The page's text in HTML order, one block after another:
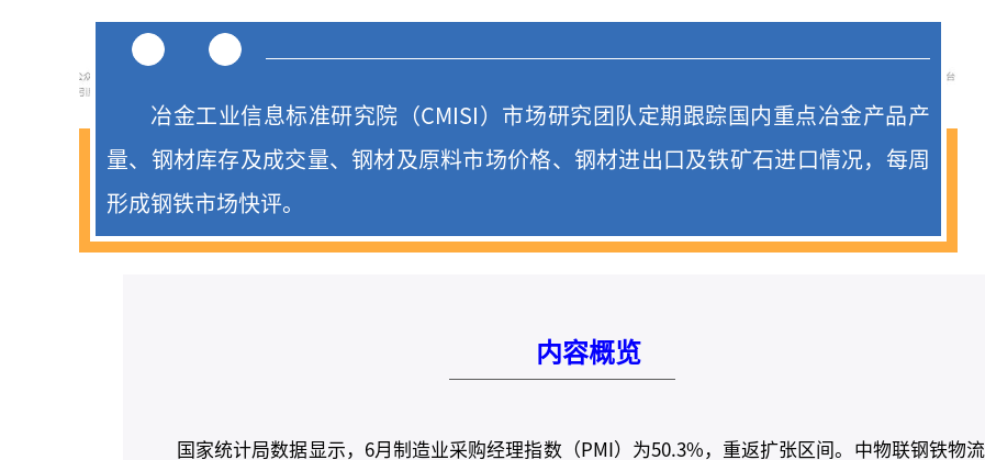
冶金工业信息标准研究院（CMISI）市场研究团队定期跟踪国内重点冶金产品产
量、钢材库存及成交量、钢材及原料市场价格、钢材进出口及铁矿石进口情况，每周
形成钢铁市场快评。
内容概览
国家统计局数据显示，6月 制造业采购经理指数 （PMI）为50.3%，重返扩张区间。中物联钢铁物流